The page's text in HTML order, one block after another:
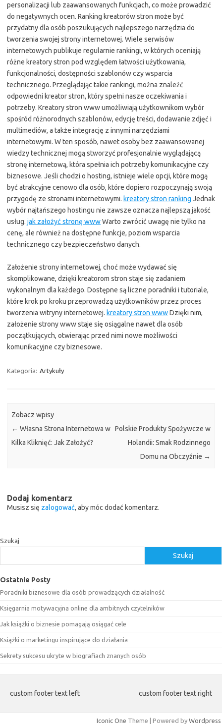
personalizacji lub zaawansowanych funkcjach, co może prowadzić
do negatywnych ocen. Ranking kreatorów stron może być
przydatny dla osób poszukujących najlepszego narzędzia do
tworzenia swojej strony internetowej. Wiele serwisów
internetowych publikuje regularnie rankingi, w których oceniają
różne kreatory stron pod względem łatwości użytkowania,
funkcjonalności, dostępności szablonów czy wsparcia
technicznego. Przeglądając takie rankingi, można znaleźć
odpowiedni kreator stron, który spełni nasze oczekiwania i
potrzeby. Kreatory stron www umożliwiają użytkownikom wybór
spośród różnorodnych szablonów, edycję treści, dodawanie zdjęć i
multimediów, a także integrację z innymi narzędziami
internetowymi. W ten sposób, nawet osoby bez zaawansowanej
wiedzy technicznej mogą stworzyć profesjonalnie wyglądającą
stronę internetową, która spełnia ich potrzeby komunikacyjne czy
biznesowe. Jeśli chodzi o hosting, istnieje wiele opcji, które mogą
być atrakcyjne cenowo dla osób, które dopiero rozpoczynają swoją
przygodę ze stronami internetowymi. kreatory stron ranking Jednak
wybór najtańszego hostingu nie zawsze oznacza najlepszą jakość
usług. jak założyć stronę wwwWarto zwrócić uwagę nie tylko na
cenę, ale również na dostępne funkcje, poziom wsparcia
technicznego czy bezpieczeństwo danych.
Założenie strony internetowej, choć może wydawać się
skomplikowane, dzięki kreatorom stron staje się zadaniem
wykonalnym dla każdego. Dostępne są liczne poradniki i tutoriale,
które krok po kroku przeprowadzą użytkowników przez proces
tworzenia witryny internetowej. kreatory stron wwwDzięki nim,
założenie strony www staje się osiągalne nawet dla osób
początkujących, otwierając przed nimi nowe możliwości
komunikacyjne czy biznesowe.
Kategoria: Artykuły
Zobacz wpisy
← Własna Strona Internetowa w
Kilka Kliknięć: Jak Założyć?
Polskie Produkty Spożywcze w
Holandii: Smak Rodzinnego
Domu na Obczyźnie →
Dodaj komentarz
Musisz się zalogować, aby móc dodać komentarz.
Szukaj
Szukaj
Ostatnie Posty
Poradniki biznesowe dla osób prowadzących działalność
Księgarnia motywacyjna online dla ambitnych czytelników
Jak książki o biznesie pomagają osiągać cele
Książki o marketingu inspirujące do działania
Sekrety sukcesu ukryte w biografiach znanych osób
custom footer text left custom footer text right
Iconic One Theme | Powered by Wordpress